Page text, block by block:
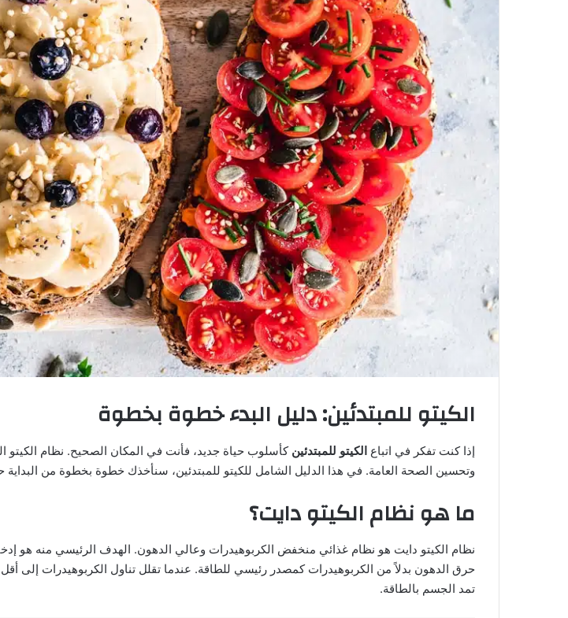
الكيتو للمبتدئين: دليل البدء خطوة بخطوة
إذا كنت تفكر في اتباع الكيتو للمبتدئين كأسلوب حياة جديد، فأنت في المكان الصحيح. نظام الكيتو
وتحسين الصحة العامة. في هذا الدليل الشامل للكيتو للمبتدئين، سنأخذك خطوة بخطوة من البداية
ما هو نظام الكيتو دايت؟
نظام الكيتو دايت هو نظام غذائي منخفض الكربوهيدرات وعالي الدهون. الهدف الرئيسي منه هو
تمد الجسم بالطاقة.